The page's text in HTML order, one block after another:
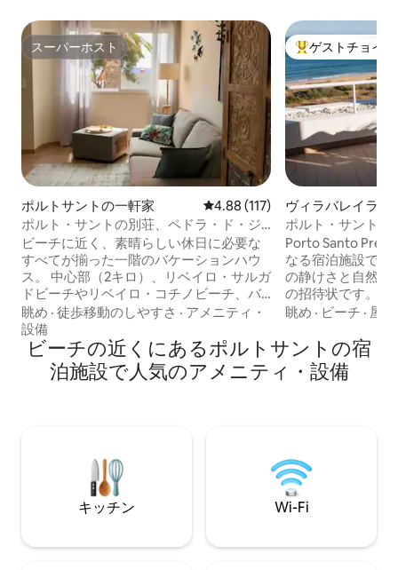
スーパーホスト
スーパーホスト
ポルトサントの一軒家 レビュー117件、5つ星中4.88つ
4.88 (117)
ポルト・サントの別荘、ペドラ・ド・ジ
ョタ03
ビーチに近く、素晴らしい休日に必要な
すべてが揃った一階のバケーションハウ
ス。 中心部（2キロ）、リベイロ・サルガ
ドビーチやリベイロ・コチノビーチ、バ
ー・ド・アンリケ（300メートル）の入り
口に近い。 地元の商業施設（地域の特産
品を扱う典型的な屋台、ミニマーケッ
ト、レストラン、スナックバー、ケーキ
店、パン屋、タバコ屋、コンビニエンス
眺め · 徒歩移動のしやすさ · アメニティ・
設備
大好評のゲスト
ゲストチョイス
ヴィラバレイラの
アパート
ポルト・サント・
ンビュー
Porto Santo
なる宿泊施設では
の静けさと自然の
の招待状です。高
あるこのエレガン
ルト・サントのビ
をバルコニーか
す。黄金色の砂
眺め · ビーチ · 屋
ビーチの近くにあるポルトサントの宿
泊施設で人気のアメニティ・設備
キッチン Wi-Fi